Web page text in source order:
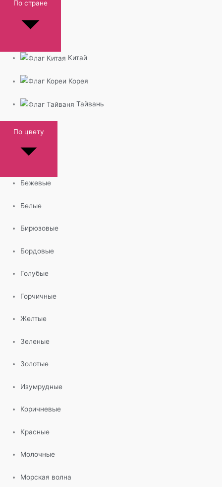
По стране
Китай
Корея
Тайвань
По цвету
Бежевые
Белые
Бирюзовые
Бордовые
Голубые
Горчичные
Желтые
Зеленые
Золотые
Изумрудные
Коричневые
Красные
Молочные
Морская волна